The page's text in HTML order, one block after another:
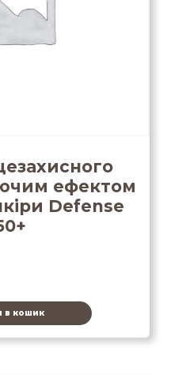
ефектом
Defense
в кошик